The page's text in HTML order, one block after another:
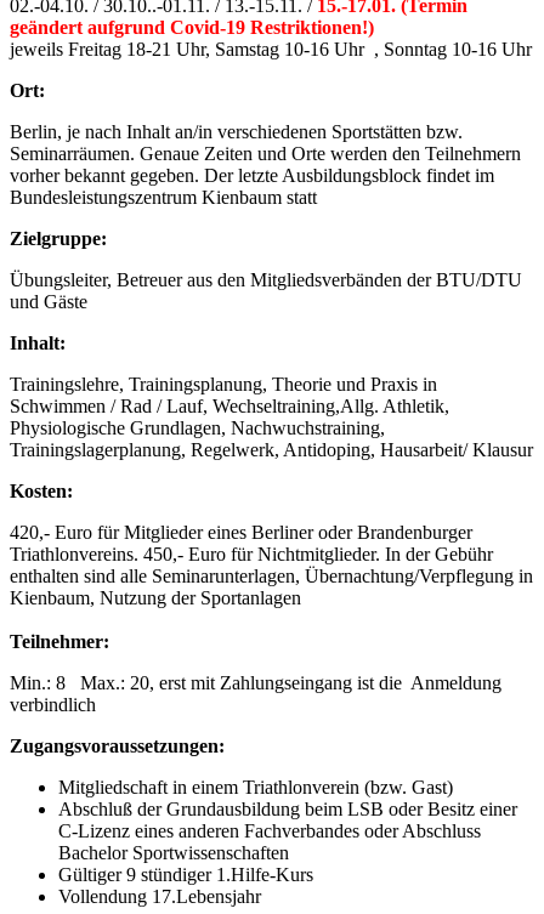
02.-04.10. / 30.10..-01.11. / 13.-15.11. / 15.-17.01. (Termin
geändert aufgrund Covid-19 Restriktionen!)
jeweils Freitag 18-21 Uhr, Samstag 10-16 Uhr , Sonntag 10-16 Uhr
Ort:
Berlin, je nach Inhalt an/in verschiedenen Sportstätten bzw.
Seminarräumen. Genaue Zeiten und Orte werden den Teilnehmern
vorher bekannt gegeben. Der letzte Ausbildungsblock findet im
Bundesleistungszentrum Kienbaum statt
Zielgruppe:
Übungsleiter, Betreuer aus den Mitgliedsverbänden der BTU/DTU
und Gäste
Inhalt:
Trainingslehre, Trainingsplanung, Theorie und Praxis in
Schwimmen / Rad / Lauf, Wechseltraining,Allg. Athletik,
Physiologische Grundlagen, Nachwuchstraining,
Trainingslagerplanung, Regelwerk, Antidoping, Hausarbeit/ Klausur
Kosten:
420,- Euro für Mitglieder eines Berliner oder Brandenburger
Triathlonvereins. 450,- Euro für Nichtmitglieder. In der Gebühr
enthalten sind alle Seminarunterlagen, Übernachtung/Verpflegung in
Kienbaum, Nutzung der Sportanlagen
Teilnehmer:
Min.: 8 Max.: 20, erst mit Zahlungseingang ist die Anmeldung
verbindlich
Zugangsvoraussetzungen:
Mitgliedschaft in einem Triathlonverein (bzw. Gast)
Abschluß der Grundausbildung beim LSB oder Besitz einer
C-Lizenz eines anderen Fachverbandes oder Abschluss
Bachelor Sportwissenschaften
Gültiger 9 stündiger 1.Hilfe-Kurs
Vollendung 17.Lebensjahr